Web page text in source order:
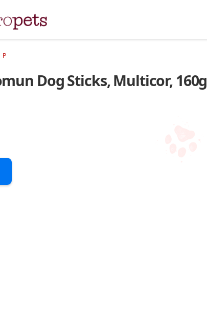
P
Dog Sticks, Multicor, 160g